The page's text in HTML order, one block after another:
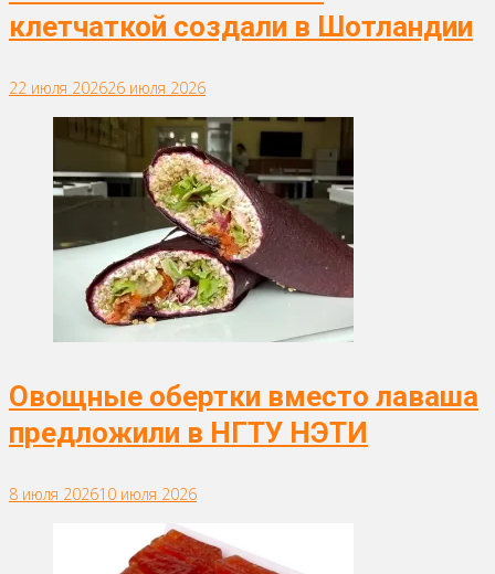
клетчаткой создали в Шотландии
22 июля 202626 июля 2026
Овощные обертки вместо лаваша
предложили в НГТУ НЭТИ
8 июля 202610 июля 2026